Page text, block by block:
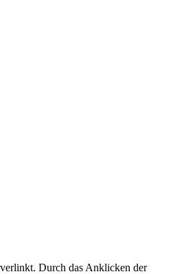
Durch das Anklicken der